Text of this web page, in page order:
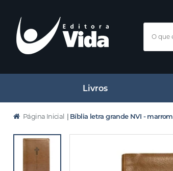
Livros
Página Inicial | Bíblia letra grande NVI - marrom